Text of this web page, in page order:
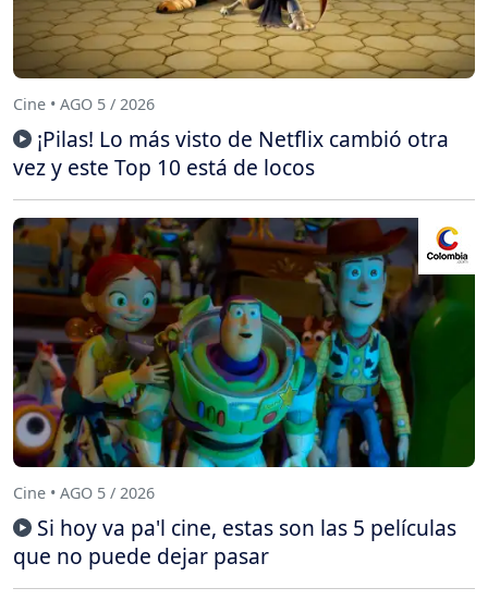
Cine • AGO 5 / 2026
¡Pilas! Lo más visto de Netflix cambió otra
vez y este Top 10 está de locos
Cine • AGO 5 / 2026
Si hoy va pa'l cine, estas son las 5 películas
que no puede dejar pasar